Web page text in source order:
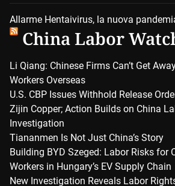
Allarme Hentaivirus, la nuova
China Labor
Li Qiang: Chinese Firms Can’t Get
Workers Overseas
U.S. CBP Issues Withhold Release
Zijin Copper; Action Builds on China
Investigation
Tiananmen Is Not Just China’s Story
Building BYD Szeged: Labor Risks for
Workers in Hungary’s EV Supply Chain
New Investigation Reveals Labor